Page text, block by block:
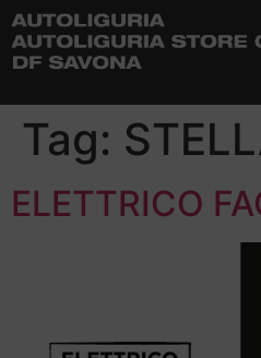
Tag:
ELETTRICO